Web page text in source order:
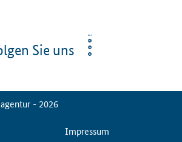
Sie uns
- 2026
ServiceMenuImpressum